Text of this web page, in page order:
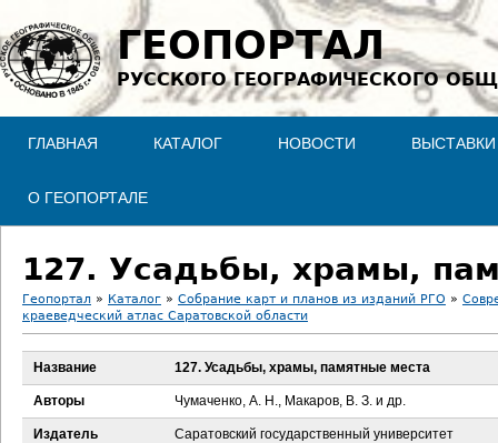
Jump to navigation
ГЕОПОРТАЛ
РУССКОГО ГЕОГРАФИЧЕСКОГО
ГЛАВНАЯ КАТАЛОГ НОВОСТИ ВЫСТАВКИ
О ГЕОПОРТАЛЕ
127. Усадьбы, храмы,
В
ы
з
Геопортал » Каталог » Собрание карт и планов из изданий РГО »
краеведческий атлас Саратовской области
Название 127. Усадьбы, храмы, памятные места
Авторы Чумаченко, А. Н., Макаров, В. З. и др.
Издатель Саратовский государственный университет